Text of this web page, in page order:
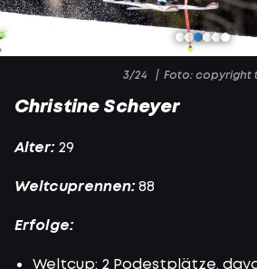
3/24 Foto: copyright
Christine Scheyer
Alter: 29
Weltcuprennen: 88
Erfolge:
Weltcup: 2 Podestplätze,